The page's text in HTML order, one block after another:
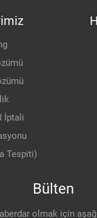
İptali
Tespiti)
Bülten
olmak için